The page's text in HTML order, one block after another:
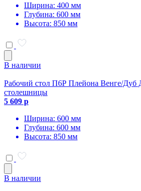
Ширина: 400 мм
Глубина: 600 мм
Высота: 850 мм
В наличии
Рабочий стол П6Р Плейона Венге/Дуб
столешницы
5 609 р
Ширина: 600 мм
Глубина: 600 мм
Высота: 850 мм
В наличии